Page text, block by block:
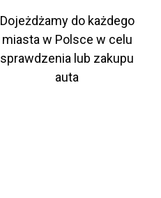
Dojeżdżamy do każdego
miasta w Polsce w celu
sprawdzenia lub zakupu
auta